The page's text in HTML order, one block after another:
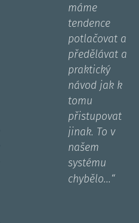
máme
tendence
potlačovat a
předělávat a
praktický
návod jak k
tomu
přistupovat
jinak. To v
našem
systému
chybělo...“